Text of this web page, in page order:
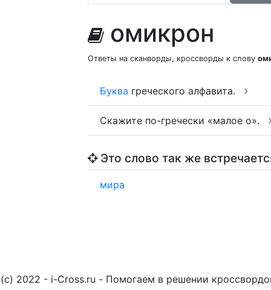
омикрон
Ответы на сканворды, кроссворды к слову
Буква греческого алфавита.
Скажите по-гречески «малое о».
Это слово так же
мира
(c) 2022 - i-Cross.ru - Помогаем в решении